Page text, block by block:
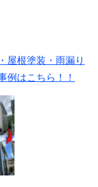
屋根塗装・雨漏り
例はこちら！！